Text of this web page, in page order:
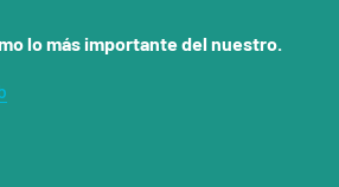
lo más importante del nuestro.